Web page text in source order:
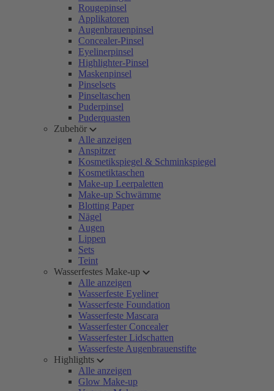
Rougepinsel
Applikatoren
Augenbrauenpinsel
Concealer-Pinsel
Eyelinerpinsel
Highlighter-Pinsel
Maskenpinsel
Pinselsets
Pinseltaschen
Puderpinsel
Puderquasten
Zubehör
Alle anzeigen
Anspitzer
Kosmetikspiegel & Schminkspiegel
Kosmetiktaschen
Make-up Leerpaletten
Make-up Schwämme
Blotting Paper
Nägel
Augen
Lippen
Sets
Teint
Wasserfestes Make-up
Alle anzeigen
Wasserfeste Eyeliner
Wasserfeste Foundation
Wasserfeste Mascara
Wasserfester Concealer
Wasserfester Lidschatten
Wasserfeste Augenbrauenstifte
Highlights
Alle anzeigen
Glow Make-up